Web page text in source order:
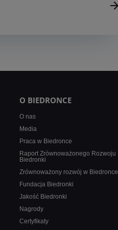
O BIEDRONCE
O nas
Media
Praca w Biedronce
Raport Zrównoważonego Rozwoju
Biedronki
Zrównoważony rozwój w Biedronce
Fundacja Biedronki
Jakość Biedronki
Nagrody
Certyfikaty